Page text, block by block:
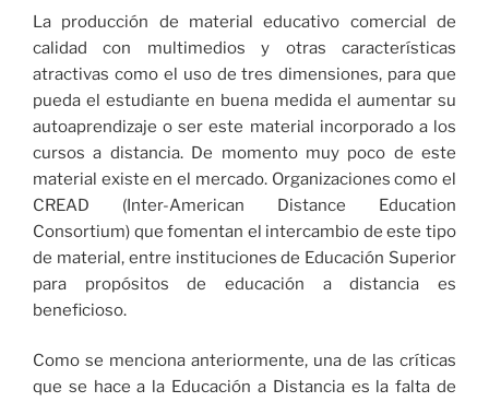
La producción de material educativo comercial de
calidad con multimedios y otras características
atractivas como el uso de tres dimensiones, para que
pueda el estudiante en buena medida el aumentar su
autoaprendizaje o ser este material incorporado a los
cursos a distancia. De momento muy poco de este
material existe en el mercado. Organizaciones como el
CREAD (Inter-American Distance Education
Consortium) que fomentan el intercambio de este tipo
de material, entre instituciones de Educación Superior
para propósitos de educación a distancia es
beneficioso.
Como se menciona anteriormente, una de las críticas
que se hace a la Educación a Distancia es la falta de